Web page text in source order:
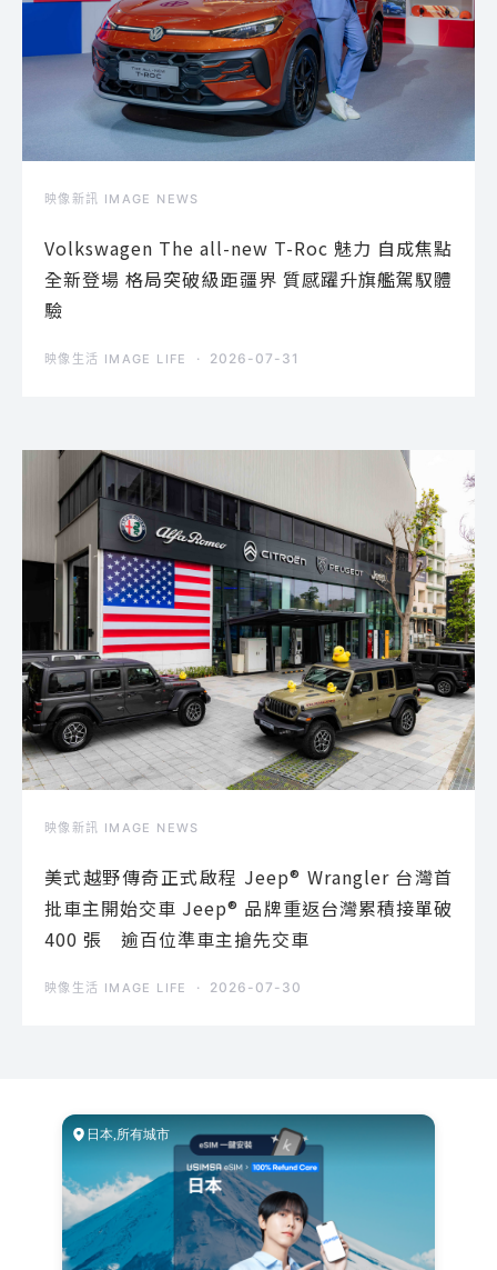
映像新訊 IMAGE NEWS
Volkswagen The all-new T-Roc 魅力 自成焦點
全新登場 格局突破級距疆界 質感躍升旗艦駕馭體
驗
映像生活 IMAGE LIFE 2026-07-31
映像新訊 IMAGE NEWS
美式越野傳奇正式啟程 Jeep® Wrangler 台灣首
批車主開始交車 Jeep® 品牌重返台灣累積接單破
400 張 逾百位準車主搶先交車
映像生活 IMAGE LIFE 2026-07-30